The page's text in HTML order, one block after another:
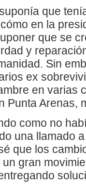
que
en la
que se
y
Sin
ex
en varias
Punta Arenas,
como no
una llamado
que los
gran